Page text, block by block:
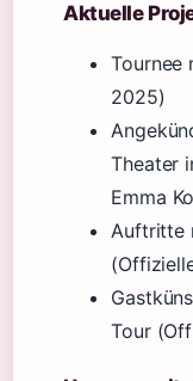
Aktuelle
Tournee
2025)
Theater
Emma
Auftritte
Tour